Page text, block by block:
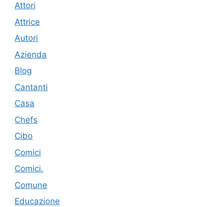
Attori
Attrice
Autori
Azienda
Blog
Cantanti
Casa
Chefs
Cibo
Comici
Comici.
Comune
Educazione